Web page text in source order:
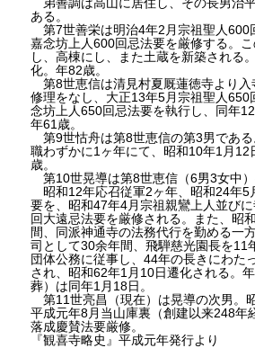
ある。
第7世善栄は明治4年2月宗祖聖人600
嘉念坊上人600回忌法要を厳修する。
し、高棟にし、また土蔵を新築される
化。年82歳。
第8世恵信は清見村夏厩蓮徳寺より入
修理をなし、大正13年5月宗祖聖人650
念坊上人650回忌法要を執行し、同年12
年61歳。
第9世怙舟は第8世恵信の第3男であ
職わずかに1ヶ年にて、昭和10年1月12
歳。
第10世晃導は第8世恵信（6男3女中）
昭和12年応召従軍2ヶ年、昭和24年5
要を、昭和47年4月宗祖親鸞上人並び
回大遠忌法要を厳修される。また、昭
間、同派神通寺の法務代行を勤める一
司として30余年間、飛騨慈光園長を11
団体公務に従事し、44年の長きにわた
され、昭和62年1月10日遷化される。
葬）は同年1月18日。
第11世亮昌（現在）は晃導の次男。
平成元年8月当山庫裏（創建以来248年
落成慶賛法要厳修。
『観喜寺略史』平成元年発行より